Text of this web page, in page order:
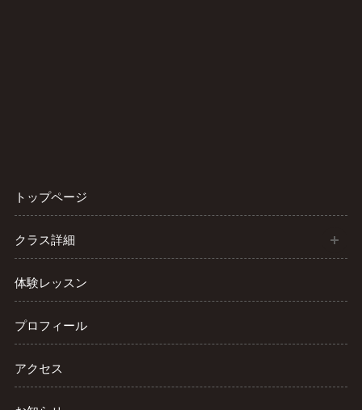
トップページ
クラス詳細
体験レッスン
プロフィール
アクセス